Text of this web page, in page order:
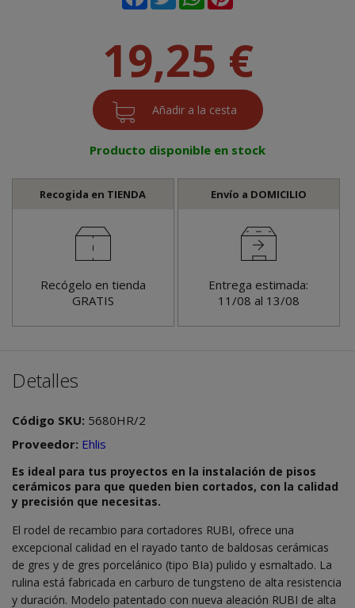
19,25 €
Producto disponible en stock
Recogida en TIENDA
Recógelo en tienda
GRATIS
Envío a DOMICILIO
Entrega estimada:
11/08 al 13/08
Detalles
Código SKU: 5680HR/2
Proveedor: Ehlis
Es ideal para tus proyectos en la instalación de pisos
cerámicos para que queden bien cortados, con la calidad
y precisión que necesitas.
El rodel de recambio para cortadores RUBI, ofrece una
excepcional calidad en el rayado tanto de baldosas cerámicas
de gres y de gres porcelánico (tipo BIa) pulido y esmaltado. La
rulina está fabricada en carburo de tungsteno de alta resistencia
y duración. Modelo patentado con nueva aleación RUBI de alta